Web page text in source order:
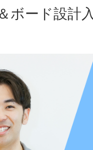
ボード設計